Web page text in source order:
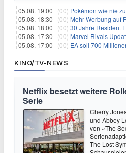
05.08. 19:00 | (00) Pokémon wie nie zuvor: Fan-
05.08. 18:30 | (00) Mehr Werbung auf
05.08. 18:00 | (00) 30 Jahre Resident Evil
05.08. 17:30 | (00) Marvel Rivals Update 9.5:
05.08. 17:00 | (00) EA soll 700 Millionen Dollar sparen –
KINO/TV-NEWS
Netflix besetzt weitere
Serie
Cherry
und Abbey
von «The
The Lost